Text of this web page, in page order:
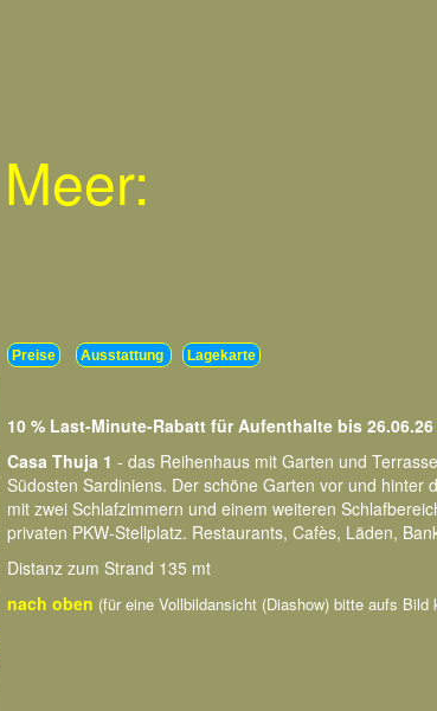
Preise Ausstattung Lagekarte
10 % Last-Minute-Rabatt für Aufenthalte bis 26.06.26
Casa Thuja 1 - das Reihenhaus mit Garten und
Südosten Sardiniens. Der schöne Garten vor und
mit zwei Schlafzimmern und einem weiteren
privaten PKW-Stellplatz. Restaurants, Cafès, Läden,
Distanz zum Strand 135 mt
nach oben (für eine Vollbildansicht (Diashow) bitte aufs Bild